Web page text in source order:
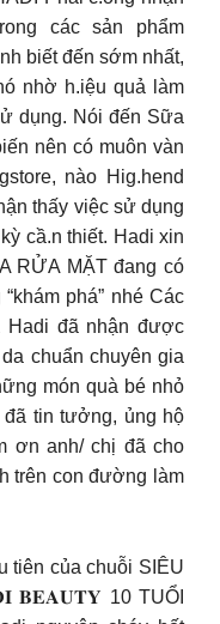
các sản phẩm
biết đến sớm nhất,
nhờ h.iệu quả làm
dụng. Nói đến Sữa
nên có muôn vàn
nào Hig.hend
thấy việc sử dụng
cầ.n thiết. Hadi xin
RỬA MẶT đang có
phá” nhé Các
Hadi đã nhận được
chuẩn chuyên gia
món quà bé nhỏ
đã tin tưởng, ủng hộ
ơn anh/ chị đã cho
trên con đường làm
tiên của chuỗi SIÊU
𝐁𝐄𝐀𝐔𝐓𝐘 10 TUỔI